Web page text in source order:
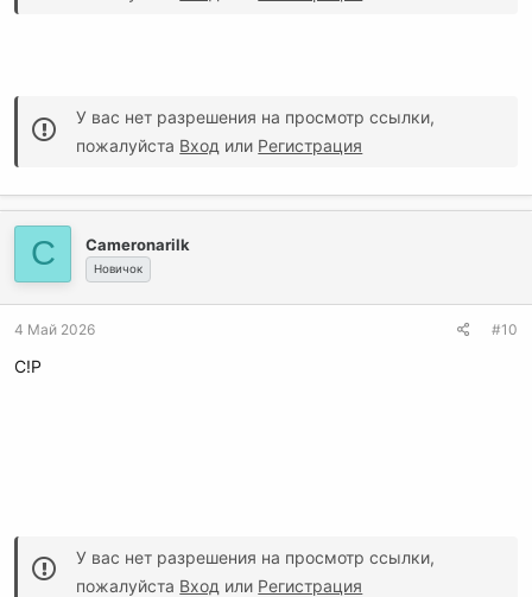
У вас нет разрешения на просмотр ссылки,
пожалуйста Вход или Регистрация
C Cameronarilk
Новичок
4 Май 2026 #10
C!P
У вас нет разрешения на просмотр ссылки,
пожалуйста Вход или Регистрация